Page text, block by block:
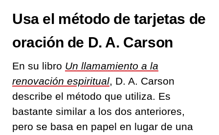
Usa el método de tarjetas de
oración de D. A. Carson
En su libro Un llamamiento a la
renovación espiritual, D. A. Carson
describe el método que utiliza. Es
bastante similar a los dos anteriores,
pero se basa en papel en lugar de una